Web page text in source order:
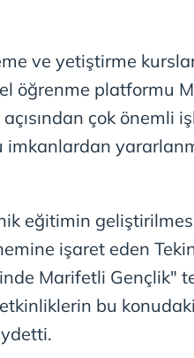
ve yetiştirme
öğrenme platformu
çok önemli
imkanlardan
eğitimin
işaret eden
Marifetli Gençlik"
bu konudaki